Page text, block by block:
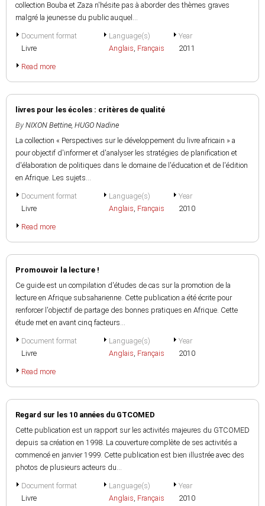
collection Bouba et Zaza n'hésite pas à aborder des thèmes graves
malgré la jeunesse du public auquel...
Document format
Livre
Language(s)
Anglais, Français
Year
2011
Read more
livres pour les écoles : critères de qualité
By NIXON Bettine, HUGO Nadine
La collection « Perspectives sur le développement du livre africain » a
pour objectif d'informer et d'analyser les stratégies de planification et
d'élaboration de politiques dans le domaine de l'éducation et de l'édition
en Afrique. Les sujets...
Document format
Livre
Language(s)
Anglais, Français
Year
2010
Read more
Promouvoir la lecture !
Ce guide est un compilation d'études de cas sur la promotion de la
lecture en Afrique subsaharienne. Cette publication a été écrite pour
renforcer l'objectif de partage des bonnes pratiques en Afrique. Cette
étude met en avant cinq facteurs...
Document format
Livre
Language(s)
Anglais, Français
Year
2010
Read more
Regard sur les 10 années du GTCOMED
Cette publication est un rapport sur les activités majeures du GTCOMED
depuis sa création en 1998. La couverture complète de ses activités a
commencé en janvier 1999. Cette publication est bien illustrée avec des
photos de plusieurs acteurs du...
Document format
Livre
Language(s)
Anglais, Français
Year
2010